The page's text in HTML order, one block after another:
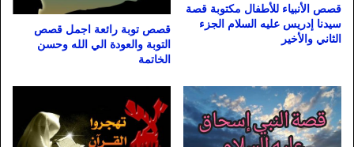
قصص الأنبياء للأطفال مكتوبة قصة
سيدنا إدريس عليه السلام الجزء
الثاني والأخير
قصص توبة رائعة اجمل قصص
التوبة والعودة الي الله وحسن
الخاتمة